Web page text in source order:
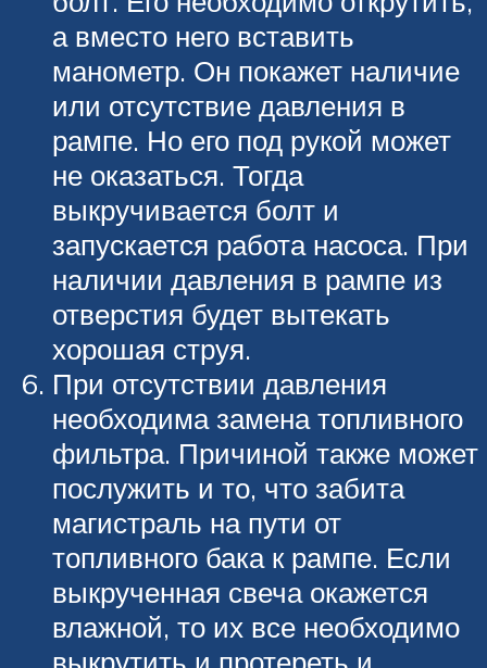
а вместо него вставить
манометр. Он покажет наличие
или отсутствие давления в
рампе. Но его под рукой может
не оказаться. Тогда
выкручивается болт и
запускается работа насоса. При
наличии давления в рампе из
отверстия будет вытекать
хорошая струя.
При отсутствии давления
необходима замена топливного
фильтра. Причиной также может
послужить и то, что забита
магистраль на пути от
топливного бака к рампе. Если
выкрученная свеча окажется
влажной, то их все необходимо